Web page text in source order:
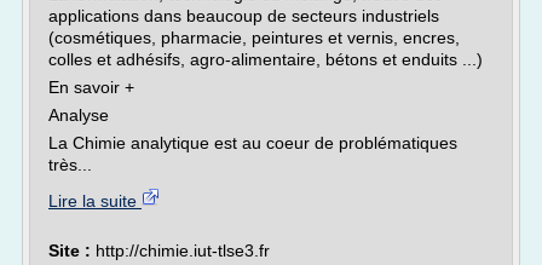
applications dans beaucoup de secteurs industriels
(cosmétiques, pharmacie, peintures et vernis, encres,
colles et adhésifs, agro-alimentaire, bétons et enduits ...)
En savoir +
Analyse
La Chimie analytique est au coeur de problématiques
très...
Lire la suite
Site : http://chimie.iut-tlse3.fr